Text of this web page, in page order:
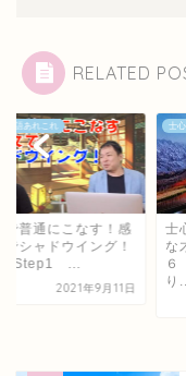
RELATED
英語あれこれ
で普通にこなす！感
でシャドウイング！
...
2021年9月11日
士
士
な
６
り...